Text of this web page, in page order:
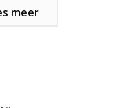
naar het
hijsen,
meer